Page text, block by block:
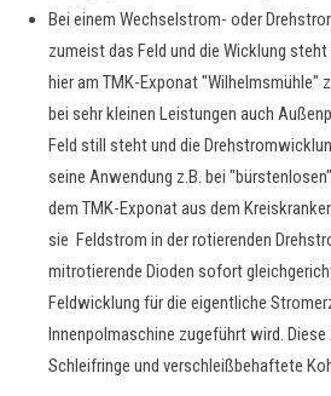
Bei einem Wechselstrom- oder
zumeist das Feld und die Wicklung
hier am TMK-Exponat "Wilhelmsmühle"
bei sehr kleinen Leistungen auch
Feld still steht und die
seine Anwendung z.B. bei
dem TMK-Exponat aus dem
sie Feldstrom in der rotierenden
mitrotierende Dioden sofort
Feldwicklung für die eigentliche
Innenpolmaschine zugeführt wird.
Schleifringe und verschleißbehaftete